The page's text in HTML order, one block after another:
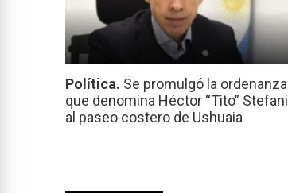
Política. Se promulgó la ordenanza
que denomina Héctor “Tito” Stefani
al paseo costero de Ushuaia